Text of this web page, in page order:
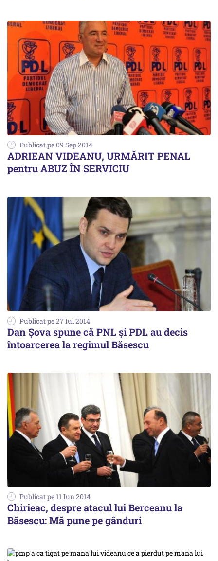
Publicat pe 09 Sep 2014
ADRIEAN VIDEANU, URMĂRIT PENAL
pentru ABUZ ÎN SERVICIU
Publicat pe 27 Iul 2014
Dan Șova spune că PNL și PDL au decis
întoarcerea la regimul Băsescu
Publicat pe 11 Iun 2014
Chirieac, despre atacul lui Berceanu la
Băsescu: Mă pune pe gânduri